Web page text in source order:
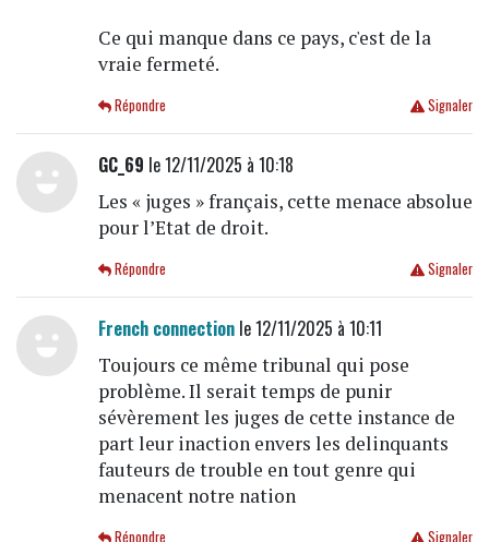
Ce qui manque dans ce pays, c'est de la
vraie fermeté.
Signaler
Répondre
GC_69 le 12/11/2025 à 10:18
Les « juges » français, cette menace absolue
pour l’Etat de droit.
Signaler
Répondre
French connectionle 12/11/2025 à 10:11
Toujours ce même tribunal qui pose
problème. Il serait temps de punir
sévèrement les juges de cette instance de
part leur inaction envers les delinquants
fauteurs de trouble en tout genre qui
menacent notre nation
Signaler
Répondre